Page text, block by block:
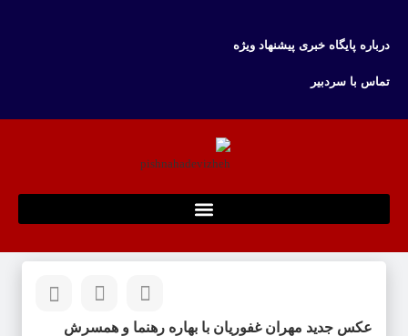
درباره پایگاه خبری پیشنهاد ویژه
تماس با سردبیر
عکس جدید مهران غفوریان با بهاره رهنما و همسرش